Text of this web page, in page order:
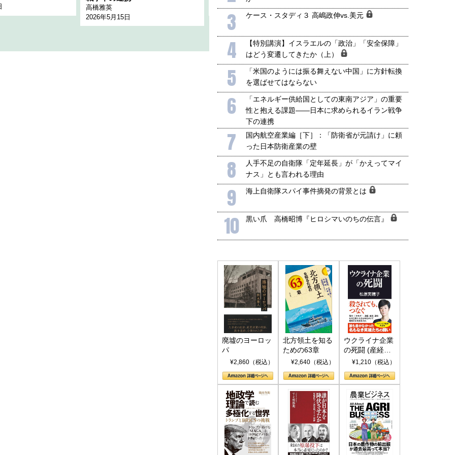
高橋雅英
2026年5月15日
2026年5月15日
2026年5月14日
3 ケース・スタディ３ 高嶋政伸vs.美元
4
【特別講演】イスラエルの「政治」「安全保障」
はどう変遷してきたか（上）
5
「米国のようには振る舞えない中国」に方針転換
を選ばせてはならない
6
「エネルギー供給国としての東南アジア」の重要
性と抱える課題――日本に求められるイラン戦争
下の連携
7
国内航空産業編［下］：「防衛省が元請け」に頼
った日本防衛産業の壁
8
人手不足の自衛隊「定年延長」が「かえってマイ
ナス」とも言われる理由
9 海上自衛隊スパイ事件摘発の背景とは
10 黒い爪 高橋昭博『ヒロシマいのちの伝言』
廃墟のヨーロッ
パ
¥2,860（税込）
北方領土を知る
ための63章
¥2,640（税込）
ウクライナ企業
の死闘 (産経セ
レクト S 039)
¥1,210（税込）